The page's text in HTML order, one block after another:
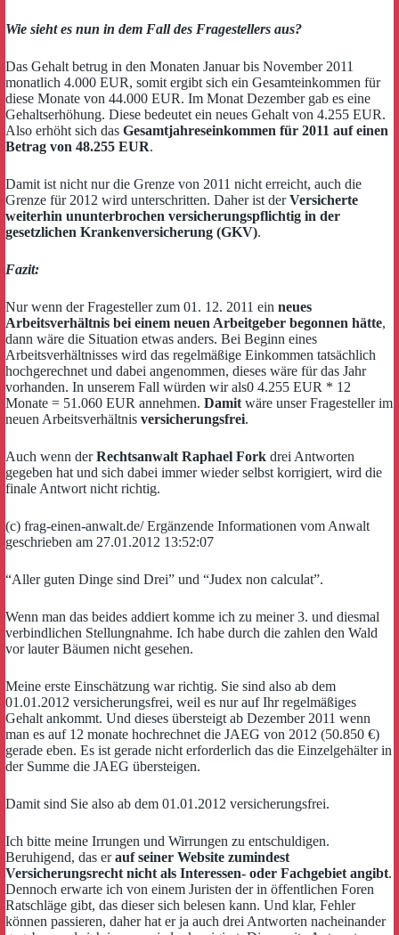
Wie sieht es nun in dem Fall des Fragestellers aus?
Das Gehalt betrug in den Monaten Januar bis November 2011
monatlich 4.000 EUR, somit ergibt sich ein Gesamteinkommen für
diese Monate von 44.000 EUR. Im Monat Dezember gab es eine
Gehaltserhöhung. Diese bedeutet ein neues Gehalt von 4.255 EUR.
Also erhöht sich das Gesamtjahreseinkommen für 2011 auf einen
Betrag von 48.255 EUR.
Damit ist nicht nur die Grenze von 2011 nicht erreicht, auch die
Grenze für 2012 wird unterschritten. Daher ist derVersicherte
weiterhin ununterbrochen versicherungspflichtig in der
gesetzlichen Krankenversicherung (GKV).
Fazit:
Nur wenn der Fragesteller zum 01. 12. 2011 ein neues
Arbeitsverhältnis bei einem neuen Arbeitgeber begonnen hätte,
dann wäre die Situation etwas anders. Bei Beginn eines
Arbeitsverhältnisses wird das regelmäßige Einkommen tatsächlich
hochgerechnet und dabei angenommen, dieses wäre für das Jahr
vorhanden. In unserem Fall würden wir als0 4.255 EUR * 12
Monate = 51.060 EUR annehmen. Damit wäre unser Fragesteller im
neuen Arbeitsverhältnis versicherungsfrei.
Auch wenn derRechtsanwalt Raphael Fork drei Antworten
gegeben hat und sich dabei immer wieder selbst korrigiert, wird die
finale Antwort nicht richtig.
(c) frag-einen-anwalt.de/ Ergänzende Informationen vom Anwalt
geschrieben am 27.01.2012 13:52:07
“Aller guten Dinge sind Drei” und “Judex non calculat”.
Wenn man das beides addiert komme ich zu meiner 3. und diesmal
verbindlichen Stellungnahme. Ich habe durch die zahlen den Wald
vor lauter Bäumen nicht gesehen.
Meine erste Einschätzung war richtig. Sie sind also ab dem
01.01.2012 versicherungsfrei, weil es nur auf Ihr regelmäßiges
Gehalt ankommt. Und dieses übersteigt ab Dezember 2011 wenn
man es auf 12 monate hochrechnet die JAEG von 2012 (50.850 €)
gerade eben. Es ist gerade nicht erforderlich das die Einzelgehälter in
der Summe die JAEG übersteigen.
Damit sind Sie also ab dem 01.01.2012 versicherungsfrei.
Ich bitte meine Irrungen und Wirrungen zu entschuldigen.
Beruhigend, das erauf seiner Website zumindest
Versicherungsrecht nicht als Interessen- oder Fachgebiet angibt.
Dennoch erwarte ich von einem Juristen der in öffentlichen Foren
Ratschläge gibt, das dieser sich belesen kann. Und klar, Fehler
können passieren, daher hat er ja auch drei Antworten nacheinander